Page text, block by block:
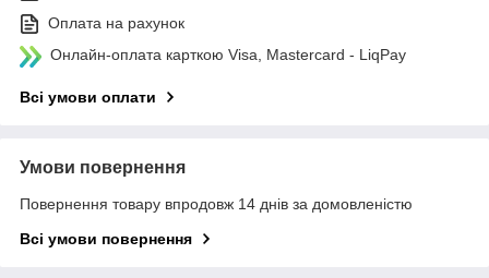
Оплата на рахунок
Онлайн-оплата карткою Visa, Mastercard - LiqPay
Всі умови оплати
Умови повернення
Повернення товару впродовж 14 днів за домовленістю
Всі умови повернення